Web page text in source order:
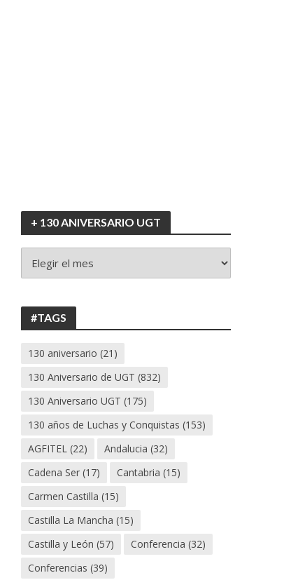
+ 130 ANIVERSARIO UGT
130
#TAGS
130 aniversario (21)
130 Aniversario de UGT (832)
130 Aniversario UGT (175)
130 años de Luchas y Conquistas (153)
AGFITEL (22) Andalucia (32)
Cadena Ser (17) Cantabria (15)
Carmen Castilla (15)
Castilla La Mancha (15)
Castilla y León (57) Conferencia (32)
Conferencias (39)